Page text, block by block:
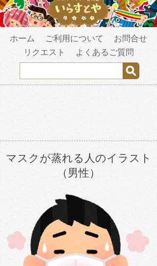
ホーム ご利用について
お問合せ
リクエスト
よくあるご質問
マスクが蒸れる人のイラスト
（男性）